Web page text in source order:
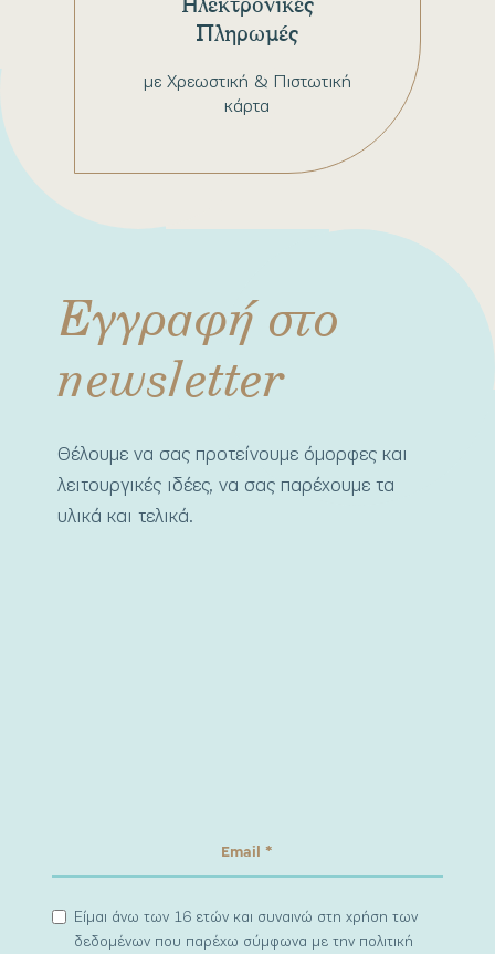
με Χρεωστική & Πιστωτική
κάρτα
Πληρωμές
Εγγραφή στο
newsletter
Θέλουμε να σας προτείνουμε όμορφες και
λειτουργικές ιδέες, να σας παρέχουμε τα
υλικά και τελικά.
Είμαι άνω των 16 ετών και συναινώ στη χρήση των
δεδομένων που παρέχω σύμφωνα με την πολιτική